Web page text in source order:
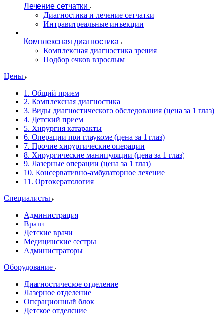
Лечение сетчатки
Диагностика и лечение сетчатки
Интравитреальные инъекции
Комплексная диагностика
Комплексная диагностика зрения
Подбор очков взрослым
Цены
1. Общий прием
2. Комплексная диагностика
3. Виды диагностического обследования (цена за 1 глаз)
4. Детский прием
5. Хирургия катаракты
6. Операции при глаукоме (цена за 1 глаз)
7. Прочие хирургические операции
8. Хирургические манипуляции (цена за 1 глаз)
9. Лазерные операции (цена за 1 глаз)
10. Консервативно-амбулаторное лечение
11. Ортокератология
Специалисты
Администрация
Врачи
Детские врачи
Медицинские сестры
Администраторы
Оборудование
Диагностическое отделение
Лазерное отделение
Операционный блок
Детское отделение